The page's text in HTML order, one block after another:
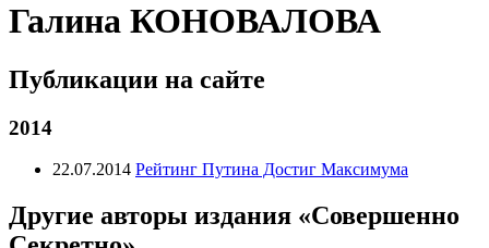
Галина КОНОВАЛОВА
Публикации на сайте
2014
22.07.2014 Рейтинг Путина Достиг Максимума
Другие авторы издания «Совершенно